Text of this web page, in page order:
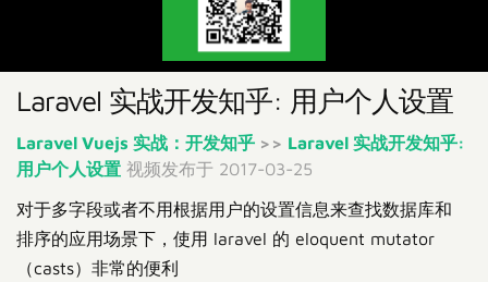
Laravel 实战开发知乎: 用户个人设置
Laravel Vuejs 实战：开发知乎 >> Laravel 实战开发知乎:
用户个人设置 视频发布于 2017-03-25
对于多字段或者不用根据用户的设置信息来查找数据库和
排序的应用场景下，使用 laravel 的 eloquent mutator
（casts）非常的便利